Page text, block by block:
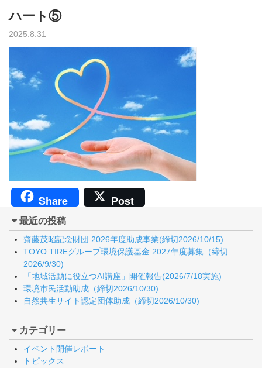
ハート⑤
2025.8.31
Share Post
最近の投稿
齋藤茂昭記念財団 2026年度助成事業(締切2026/10/15)
TOYO TIREグループ環境保護基金 2027年度募集（締切
2026/9/30)
「地域活動に役立つAI講座」開催報告(2026/7/18実施)
環境市民活動助成（締切2026/10/30)
自然共生サイト認定団体助成（締切2026/10/30)
カテゴリー
イベント開催レポート
トピックス